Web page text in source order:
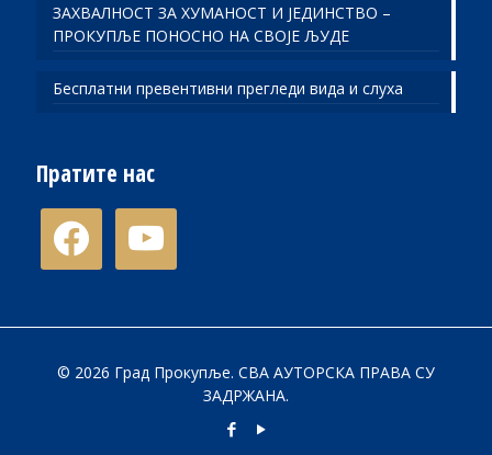
ЗАХВАЛНОСТ ЗА ХУМАНОСТ И ЈЕДИНСТВО –
ПРОКУПЉЕ ПОНОСНО НА СВОЈЕ ЉУДЕ
Бесплатни превентивни прегледи вида и слуха
Пратите нас
facebook
© 2026 Град Прокупље. СВА АУТОРСКА ПРАВА СУ
ЗАДРЖАНА.